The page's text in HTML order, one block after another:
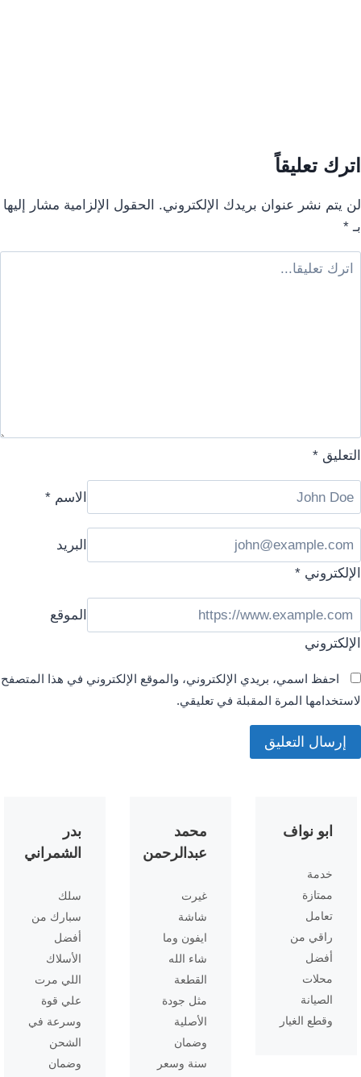
اترك تعليقاً
لن يتم نشر عنوان بريدك الإلكتروني.
الحقول الإلزامية مشار إليها
بـ *
التعليق *
الاسم *
البريد
الإلكتروني *
الموقع
الإلكتروني
احفظ اسمي، بريدي الإلكتروني، والموقع الإلكتروني في هذا المتصفح
لاستخدامها المرة المقبلة في تعليقي.
ابو نواف
خدمة
ممتازة
تعامل
راقي من
أفضل
محلات
الصيانة
وقطع الغيار
محمد
عبدالرحمن
غيرت
شاشة
ايفون وما
شاء الله
القطعة
مثل جودة
الأصلية
وضمان
سنة وسعر
بدر
الشمراني
سلك
سبارك من
أفضل
الأسلاك
اللي مرت
علي قوة
وسرعة في
الشحن
وضمان